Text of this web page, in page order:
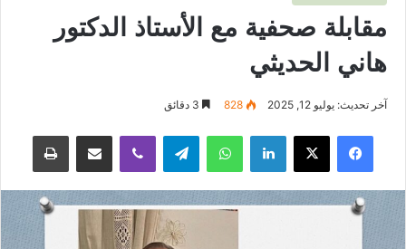
مقابلة صحفية مع الأستاذ الدكتور
هاني الحديثي
آخر تحديث: يوليو 12, 2025 828
فيسبوك لينكدإن واتساب